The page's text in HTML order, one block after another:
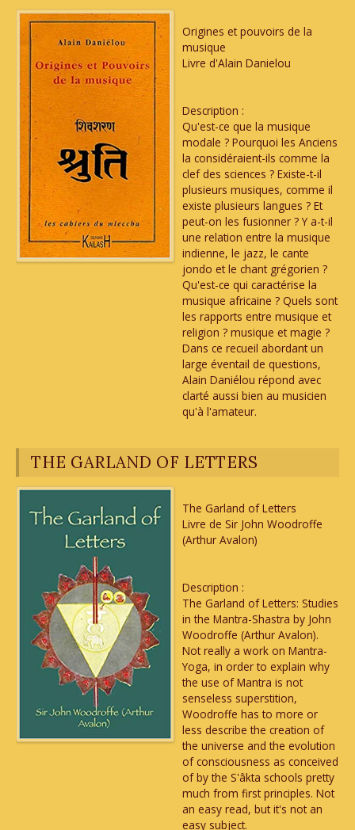
Origines et pouvoirs de la
musique
Livre d'Alain Danielou
Description :
Qu'est-ce que la musique
modale ? Pourquoi les Anciens
la considéraient-ils comme la
clef des sciences ? Existe-t-il
plusieurs musiques, comme il
existe plusieurs langues ? Et
peut-on les fusionner ? Y a-t-il
une relation entre la musique
indienne, le jazz, le cante
jondo et le chant grégorien ?
Qu'est-ce qui caractérise la
musique africaine ? Quels sont
les rapports entre musique et
religion ? musique et magie ?
Dans ce recueil abordant un
large éventail de questions,
Alain Daniélou répond avec
clarté aussi bien au musicien
qu'à l'amateur.
THE GARLAND OF LETTERS
The Garland of Letters
Livre de Sir John Woodroffe
(Arthur Avalon)
Description :
The Garland of Letters: Studies
in the Mantra-Shastra by John
Woodroffe (Arthur Avalon).
Not really a work on Mantra-
Yoga, in order to explain why
the use of Mantra is not
senseless superstition,
Woodroffe has to more or
less describe the creation of
the universe and the evolution
of consciousness as conceived
of by the S'âkta schools pretty
much from first principles. Not
an easy read, but it's not an
easy subject.